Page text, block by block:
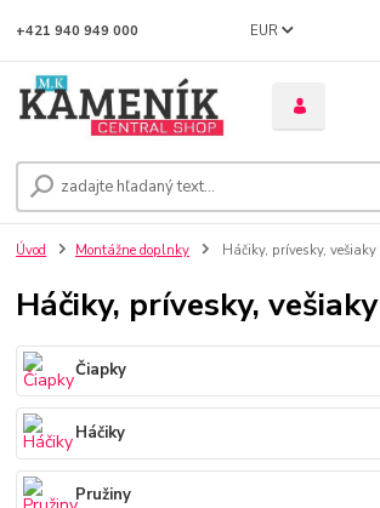
EUR
+421 940 949 000
Úvod Montážne doplnky Háčiky, prívesky, vešiaky
Háčiky, prívesky, vešiaky
Čiapky
Háčiky
Pružiny